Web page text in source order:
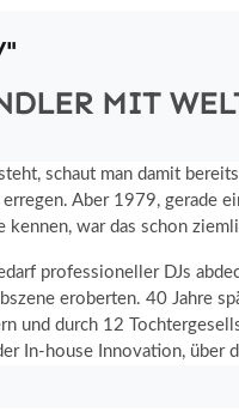
MIT
schaut man damit
Aber 1979, gerade
war das schon
professioneller DJs
eroberten. 40 Jahre
und durch 12
In-house Innovation, über